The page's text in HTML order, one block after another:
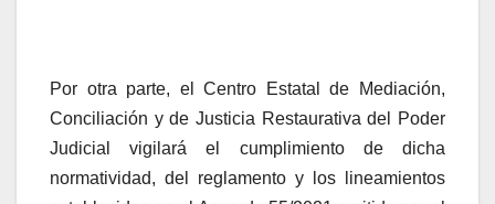
Por otra parte, el Centro Estatal de Mediación,
Conciliación y de Justicia Restaurativa del Poder
Judicial vigilará el cumplimiento de dicha
normatividad, del reglamento y los lineamientos